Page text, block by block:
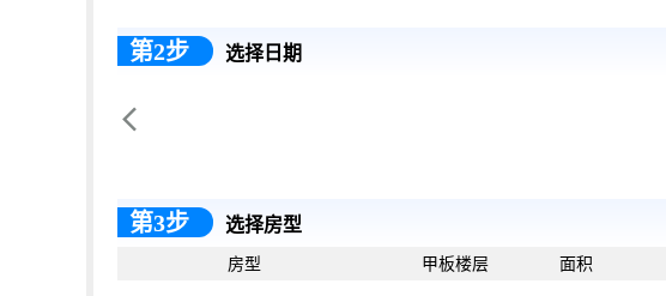
第2步 选择日期

第3步 选择房型
房型 甲板楼层 面积